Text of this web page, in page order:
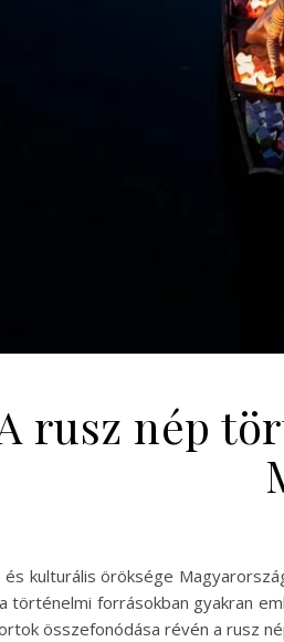
rusz nép
kulturális öröksége
történelmi forrásokban gyakran
összefonódása révén a rusz